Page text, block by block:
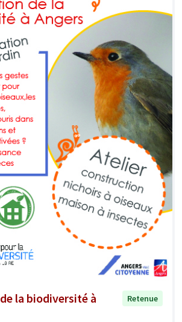
la biodiversité à
Retenue